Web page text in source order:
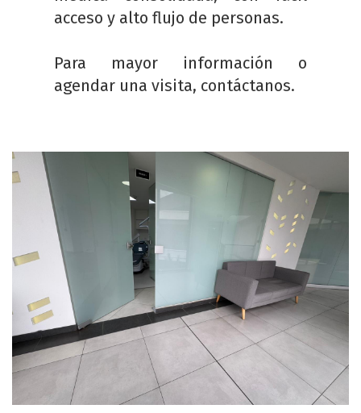
acceso y alto flujo de personas.
Para mayor información o
agendar una visita, contáctanos.